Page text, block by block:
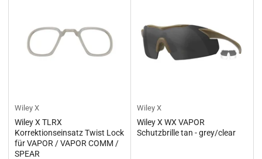
Wiley X
Wiley X TLRX
Korrektionseinsatz Twist Lock
für VAPOR / VAPOR COMM /
SPEAR
Wiley X
Wiley X WX VAPOR
Schutzbrille tan - grey/clear